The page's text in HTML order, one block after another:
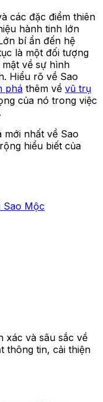
các đặc điểm thiên
hành tinh lớn
bí ẩn đến hệ
là một đối tượng
về sự hình
Hiểu rõ về Sao
phá thêm về vũ trụ
của nó trong việc
mới nhất về Sao
hiểu biết của
Sao Mộc
xác và sâu sắc về
thông tin, cải thiện